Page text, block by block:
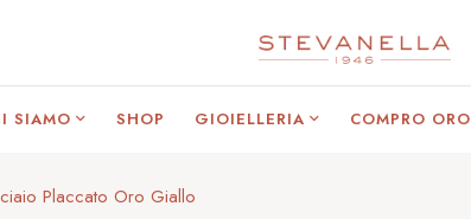
SIAMO SHOP GIOIELLERIA COMPRO ORO
Placcato Oro Giallo